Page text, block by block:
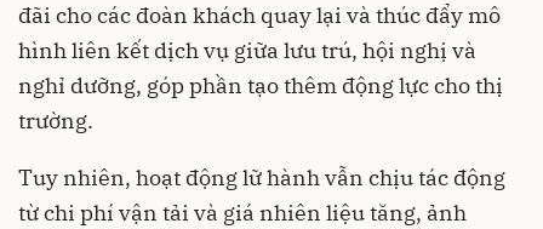
đãi cho các đoàn khách quay lại và thúc đẩy mô
hình liên kết dịch vụ giữa lưu trú, hội nghị và
nghỉ dưỡng, góp phần tạo thêm động lực cho thị
trường.
Tuy nhiên, hoạt động lữ hành vẫn chịu tác động
từ chi phí vận tải và giá nhiên liệu tăng, ảnh